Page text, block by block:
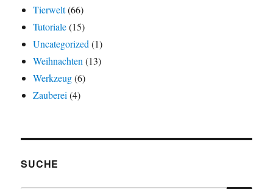
Tierwelt(66)
Tutoriale(15)
Uncategorized(1)
Weihnachten(13)
Werkzeug(6)
Zauberei(4)
SUCHE